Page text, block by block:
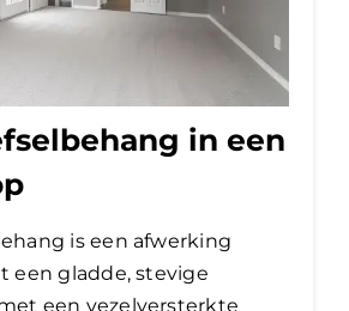
in een
is een afwerking
een gladde, stevige
een vezelversterkte